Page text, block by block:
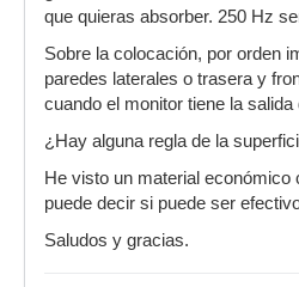
que quieras absorber. 250 Hz
Sobre la colocación, por orden
paredes laterales o trasera y
cuando el monitor tiene la salida
¿Hay alguna regla de la
He visto un material económico
puede decir si puede ser
Saludos y gracias.